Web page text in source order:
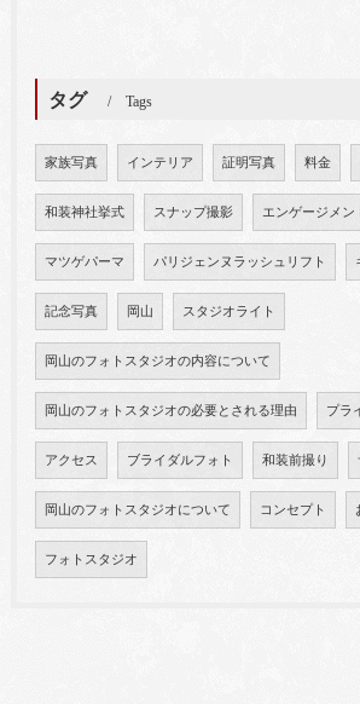
タグ Tags
家族写真 インテリア 証明写真 料金
和装神社挙式 スナップ撮影 エンゲージメン
マツゲパーマ パリジェンヌラッシュリフト
記念写真 岡山 スタジオライト
岡山のフォトスタジオの内容について
岡山のフォトスタジオの必要とされる理由 プラ
アクセス ブライダルフォト 和装前撮り
岡山のフォトスタジオについて コンセプト
フォトスタジオ